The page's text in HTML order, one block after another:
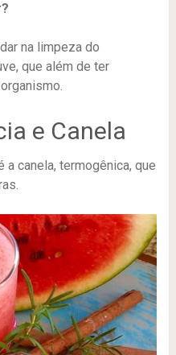
na limpeza do
que além de ter
e Canela
canela, termogênica, que